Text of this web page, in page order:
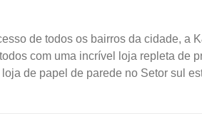
de todos os bairros da cidade, a
com uma incrível loja repleta de
de papel de parede no Setor sul